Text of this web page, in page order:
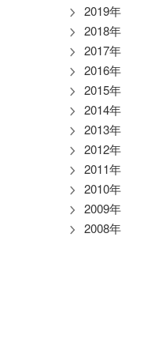
2019年
2018年
2017年
2016年
2015年
2014年
2013年
2012年
2011年
2010年
2009年
2008年